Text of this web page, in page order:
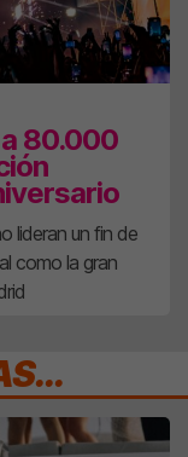
80.000
lideran un fin de
como la gran